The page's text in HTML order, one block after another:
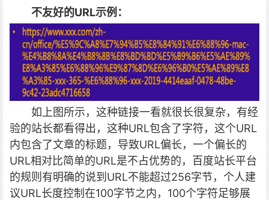
不友好的URL示例：
如上图所示，这种链接一看就很长很复杂，有经
验的站长都看得出，这种URL包含了字符，这个URL
内包含了文章的标题，导致URL偏长，一个偏长的
URL相对比简单的URL是不占优势的，百度站长平台
的规则有明确的说到URL不能超过256字节，个人建
议URL长度控制在100字节之内，100个字符足够展